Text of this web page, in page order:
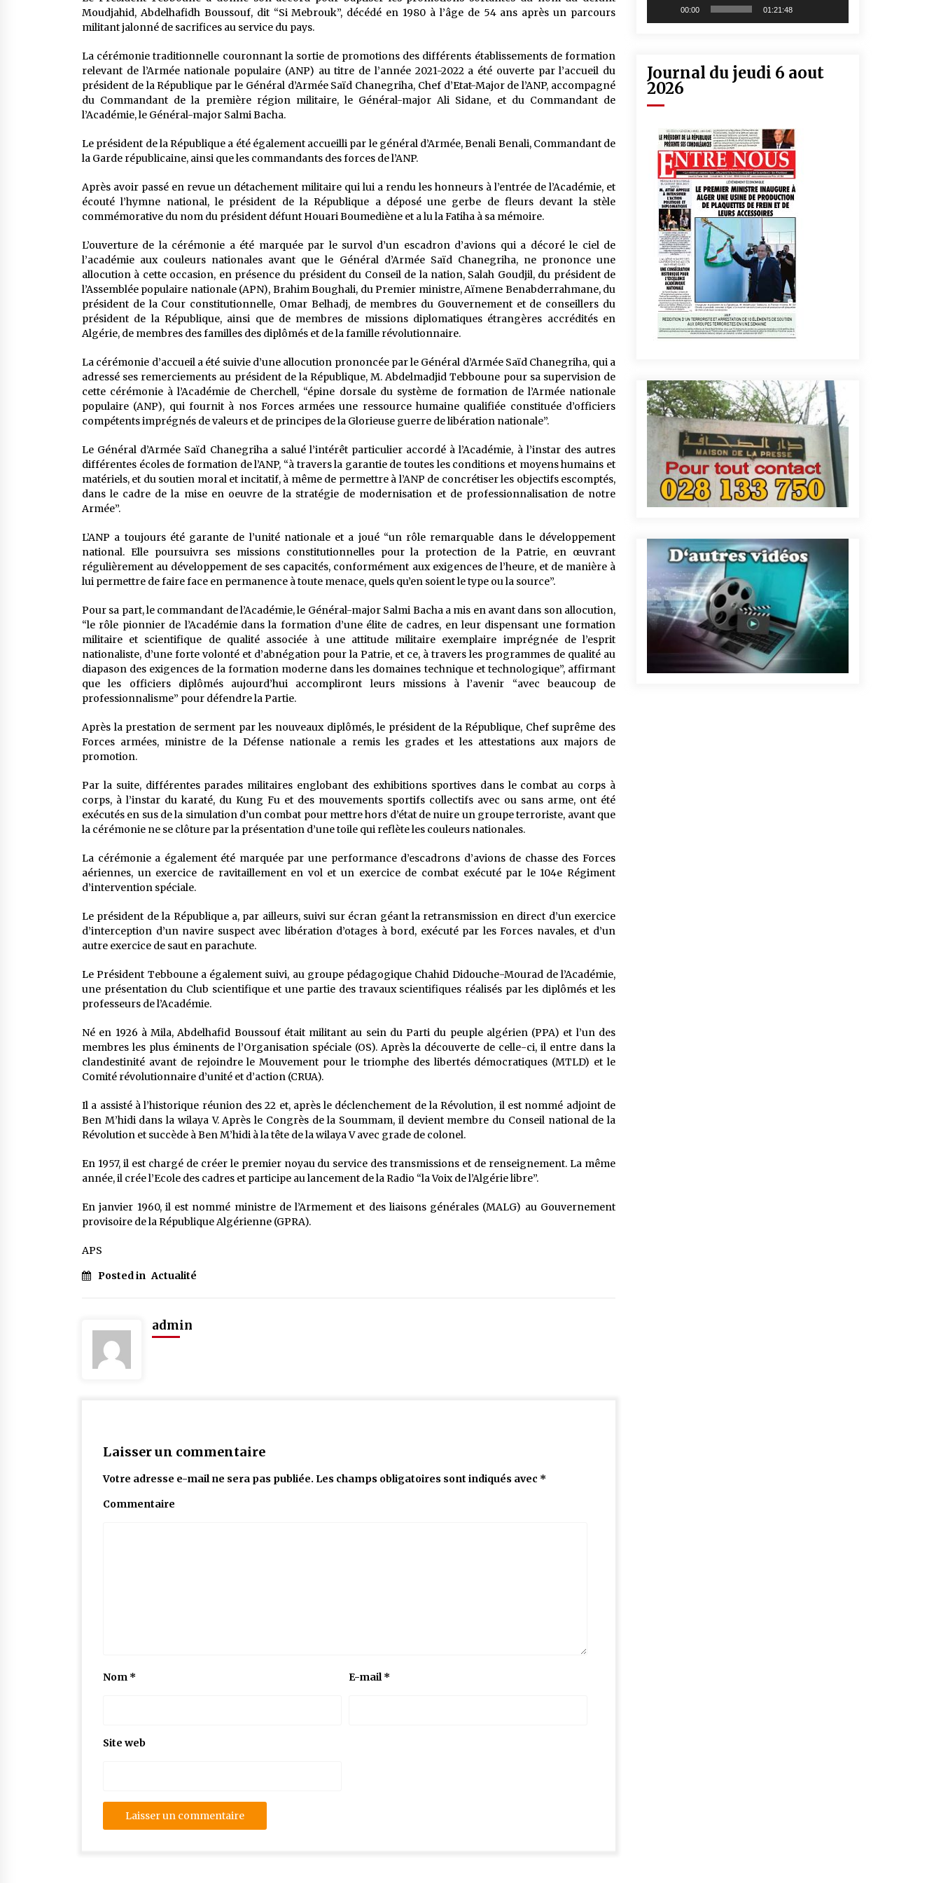
Moudjahid, Abdelhafidh Boussouf, dit “Si Mebrouk”, décédé en 1980 à l’âge de 54 ans après un parcours
militant jalonné de sacrifices au service du pays.
La cérémonie traditionnelle couronnant la sortie de promotions des différents établissements de formation
relevant de l’Armée nationale populaire (ANP) au titre de l’année 2021-2022 a été ouverte par l’accueil du
président de la République par le Général d’Armée Saïd Chanegriha, Chef d’Etat-Major de l’ANP, accompagné
du Commandant de la première région militaire, le Général-major Ali Sidane, et du Commandant de
l’Académie, le Général-major Salmi Bacha.
Le président de la République a été également accueilli par le général d’Armée, Benali Benali, Commandant de
la Garde républicaine, ainsi que les commandants des forces de l’ANP.
Après avoir passé en revue un détachement militaire qui lui a rendu les honneurs à l’entrée de l’Académie, et
écouté l’hymne national, le président de la République a déposé une gerbe de fleurs devant la stèle
commémorative du nom du président défunt Houari Boumediène et a lu la Fatiha à sa mémoire.
L’ouverture de la cérémonie a été marquée par le survol d’un escadron d’avions qui a décoré le ciel de
l’académie aux couleurs nationales avant que le Général d’Armée Saïd Chanegriha, ne prononce une
allocution à cette occasion, en présence du président du Conseil de la nation, Salah Goudjil, du président de
l’Assemblée populaire nationale (APN), Brahim Boughali, du Premier ministre, Aïmene Benabderrahmane, du
président de la Cour constitutionnelle, Omar Belhadj, de membres du Gouvernement et de conseillers du
président de la République, ainsi que de membres de missions diplomatiques étrangères accrédités en
Algérie, de membres des familles des diplômés et de la famille révolutionnaire.
La cérémonie d’accueil a été suivie d’une allocution prononcée par le Général d’Armée Saïd Chanegriha, qui a
adressé ses remerciements au président de la République, M. Abdelmadjid Tebboune pour sa supervision de
cette cérémonie à l’Académie de Cherchell, “épine dorsale du système de formation de l’Armée nationale
populaire (ANP), qui fournit à nos Forces armées une ressource humaine qualifiée constituée d’officiers
compétents imprégnés de valeurs et de principes de la Glorieuse guerre de libération nationale”.
Le Général d’Armée Saïd Chanegriha a salué l’intérêt particulier accordé à l’Académie, à l’instar des autres
différentes écoles de formation de l’ANP, “à travers la garantie de toutes les conditions et moyens humains et
matériels, et du soutien moral et incitatif, à même de permettre à l’ANP de concrétiser les objectifs escomptés,
dans le cadre de la mise en oeuvre de la stratégie de modernisation et de professionnalisation de notre
Armée”.
L’ANP a toujours été garante de l’unité nationale et a joué “un rôle remarquable dans le développement
national. Elle poursuivra ses missions constitutionnelles pour la protection de la Patrie, en œuvrant
régulièrement au développement de ses capacités, conformément aux exigences de l’heure, et de manière à
lui permettre de faire face en permanence à toute menace, quels qu’en soient le type ou la source”.
Pour sa part, le commandant de l’Académie, le Général-major Salmi Bacha a mis en avant dans son allocution,
“le rôle pionnier de l’Académie dans la formation d’une élite de cadres, en leur dispensant une formation
militaire et scientifique de qualité associée à une attitude militaire exemplaire imprégnée de l’esprit
nationaliste, d’une forte volonté et d’abnégation pour la Patrie, et ce, à travers les programmes de qualité au
diapason des exigences de la formation moderne dans les domaines technique et technologique”, affirmant
que les officiers diplômés aujourd’hui accompliront leurs missions à l’avenir “avec beaucoup de
professionnalisme” pour défendre la Partie.
Après la prestation de serment par les nouveaux diplômés, le président de la République, Chef suprême des
Forces armées, ministre de la Défense nationale a remis les grades et les attestations aux majors de
promotion.
Par la suite, différentes parades militaires englobant des exhibitions sportives dans le combat au corps à
corps, à l’instar du karaté, du Kung Fu et des mouvements sportifs collectifs avec ou sans arme, ont été
exécutés en sus de la simulation d’un combat pour mettre hors d’état de nuire un groupe terroriste, avant que
la cérémonie ne se clôture par la présentation d’une toile qui reflète les couleurs nationales.
La cérémonie a également été marquée par une performance d’escadrons d’avions de chasse des Forces
aériennes, un exercice de ravitaillement en vol et un exercice de combat exécuté par le 104e Régiment
d’intervention spéciale.
Le président de la République a, par ailleurs, suivi sur écran géant la retransmission en direct d’un exercice
d’interception d’un navire suspect avec libération d’otages à bord, exécuté par les Forces navales, et d’un
autre exercice de saut en parachute.
Le Président Tebboune a également suivi, au groupe pédagogique Chahid Didouche-Mourad de l’Académie,
une présentation du Club scientifique et une partie des travaux scientifiques réalisés par les diplômés et les
professeurs de l’Académie.
Né en 1926 à Mila, Abdelhafid Boussouf était militant au sein du Parti du peuple algérien (PPA) et l’un des
membres les plus éminents de l’Organisation spéciale (OS). Après la découverte de celle-ci, il entre dans la
clandestinité avant de rejoindre le Mouvement pour le triomphe des libertés démocratiques (MTLD) et le
Comité révolutionnaire d’unité et d’action (CRUA).
Il a assisté à l’historique réunion des 22 et, après le déclenchement de la Révolution, il est nommé adjoint de
Ben M’hidi dans la wilaya V. Après le Congrès de la Soummam, il devient membre du Conseil national de la
Révolution et succède à Ben M’hidi à la tête de la wilaya V avec grade de colonel.
En 1957, il est chargé de créer le premier noyau du service des transmissions et de renseignement. La même
année, il crée l’Ecole des cadres et participe au lancement de la Radio “la Voix de l’Algérie libre”.
En janvier 1960, il est nommé ministre de l’Armement et des liaisons générales (MALG) au Gouvernement
provisoire de la République Algérienne (GPRA).
APS
Posted in Actualité
admin
Laisser un commentaire
Votre adresse e-mail ne sera pas publiée. Les champs obligatoires sont indiqués avec *
Commentaire
Nom * E-mail*
Site web
00:00 01:21:48
Journal du jeudi 6 aout
2026